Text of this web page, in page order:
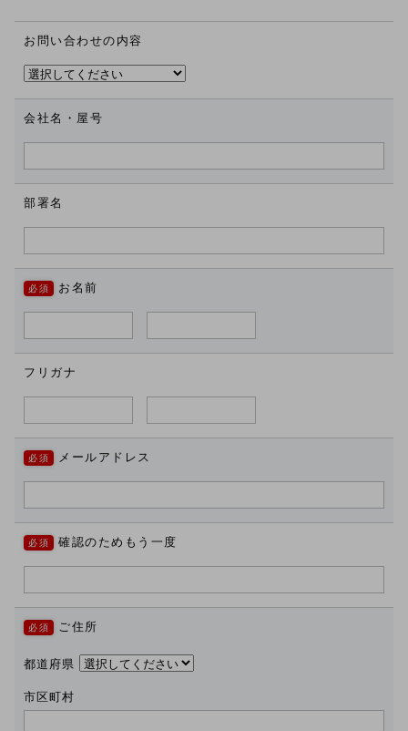
お問い合わせの内容
会社名・屋号
部署名
お名前
フリガナ
メールアドレス
確認のためもう一度
ご住所
都道府県
市区町村